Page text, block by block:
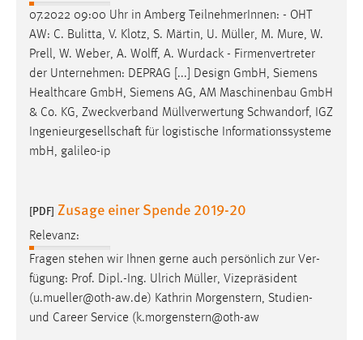
07.2022 09:00 Uhr in Amberg TeilnehmerInnen: - OHT
AW: C. Bulitta, V. Klotz, S. Märtin, U. Müller, M. Mure, W.
Prell, W. Weber, A. Wolff, A. Wurdack - Firmenvertreter
der Unternehmen: DEPRAG [...] Design GmbH, Siemens
Healthcare GmbH, Siemens AG, AM Maschinenbau GmbH
& Co. KG, Zweckverband Müllverwertung Schwandorf, IGZ
Ingenieurgesellschaft für logistische Informationssysteme
mbH, galileo-ip
[PDF] Zusage einer Spende 2019-20
Relevanz:
Fragen stehen wir Ihnen gerne auch persönlich zur Ver-
fügung: Prof. Dipl.-Ing. Ulrich Müller, Vizepräsident
(u.mueller@oth-aw.de) Kathrin Morgenstern, Studien-
und Career Service (k.morgenstern@oth-aw